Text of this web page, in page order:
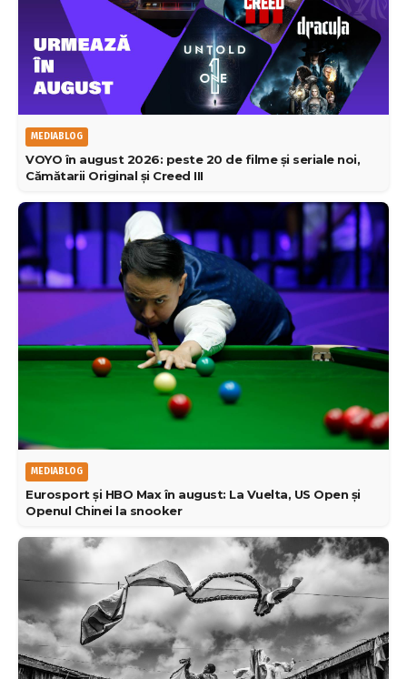
MEDIABLOG
VOYO în august 2026: peste 20 de filme și seriale noi,
Cămătarii Original și Creed III
MEDIABLOG
Eurosport și HBO Max în august: La Vuelta, US Open și
Openul Chinei la snooker